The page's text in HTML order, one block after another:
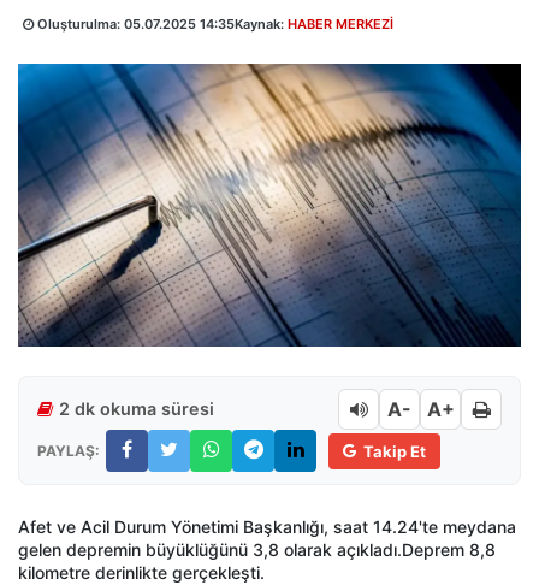
Oluşturulma: 05.07.2025 14:35Kaynak: HABER MERKEZİ
2 dk okuma süresi A- A+
PAYLAŞ: Takip Et
Afet ve Acil Durum Yönetimi Başkanlığı, saat 14.24'te meydana
gelen depremin büyüklüğünü 3,8 olarak açıkladı.Deprem 8,8
kilometre derinlikte gerçekleşti.